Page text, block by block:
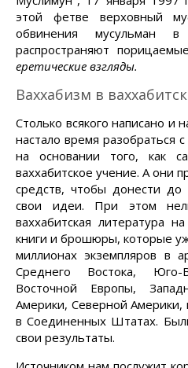
этой фетве верховный
обвинения мусульман
распространяют
еретические взгляды.
Ваххабизм в
Столько всякого написано и
настало время разобраться
на основании того, как
ваххабитское учение. А они
средств, чтобы донести до
свои идеи. При этом
ваххабитская литература
книги и брошюры, которые
миллионах экземпляров в
Среднего Востока,
Восточной Европы,
Америки, Северной Америки,
в Соединенных Штатах.
свои результаты.